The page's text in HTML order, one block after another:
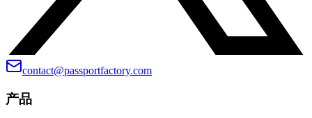
contact@passportfactory.com
产品